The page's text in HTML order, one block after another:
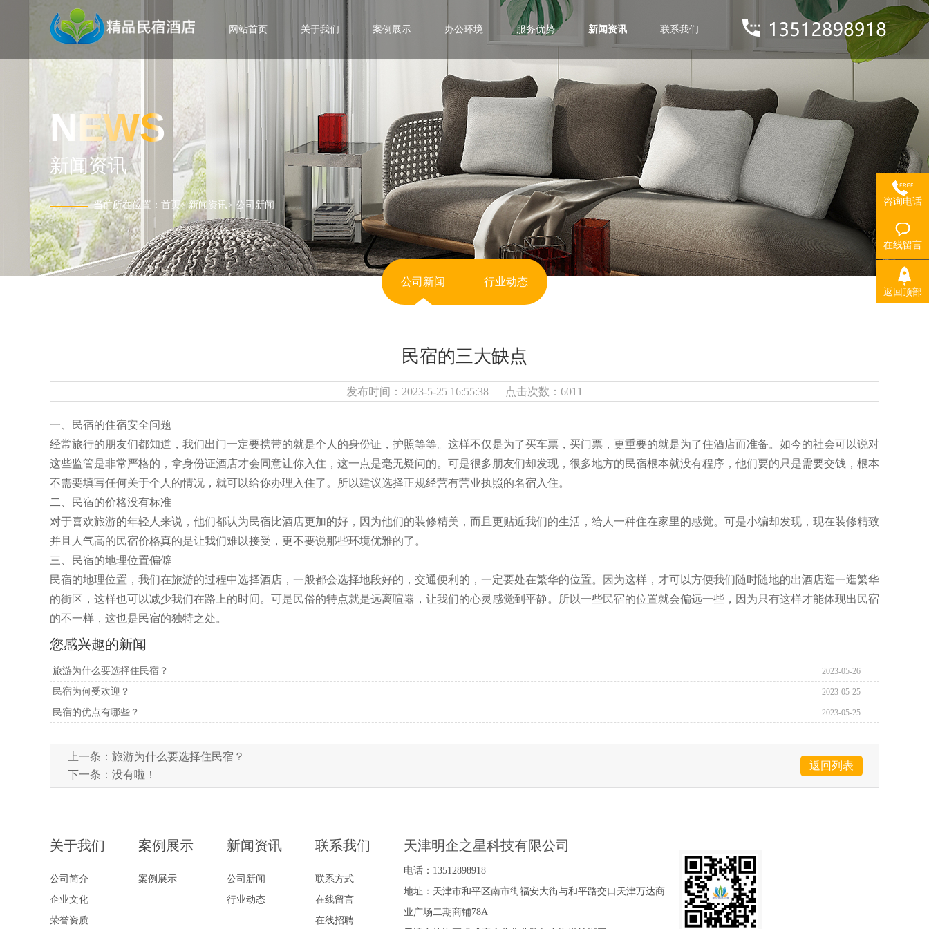
网站首页 关于我们 案例展示 办公环境 服务优势 新闻资讯 联系我们
NEWS
新闻资讯
当前所在位置： 首页>新闻资讯>公司新闻
公司新闻 行业动态
民宿的三大缺点
发布时间：2023-5-25 16:55:38 点击次数：6011
一、民宿的住宿安全问题
经常旅行的朋友们都知道，我们出门一定要携带的就是个人的身份证，护照等等。这样不仅是为了买车票，买门票，更重要的就是为了住酒店而准备。如今的社会可以说对
这些监管是非常严格的，拿身份证酒店才会同意让你入住，这一点是毫无疑问的。可是很多朋友们却发现，很多地方的民宿根本就没有程序，他们要的只是需要交钱，根本
不需要填写任何关于个人的情况，就可以给你办理入住了。所以建议选择正规经营有营业执照的名宿入住。
二、民宿的价格没有标准
对于喜欢旅游的年轻人来说，他们都认为民宿比酒店更加的好，因为他们的装修精美，而且更贴近我们的生活，给人一种住在家里的感觉。可是小编却发现，现在装修精致
并且人气高的民宿价格真的是让我们难以接受，更不要说那些环境优雅的了。
三、民宿的地理位置偏僻
民宿的地理位置，我们在旅游的过程中选择酒店，一般都会选择地段好的，交通便利的，一定要处在繁华的位置。因为这样，才可以方便我们随时随地的出酒店逛一逛繁华
的街区，这样也可以减少我们在路上的时间。可是民俗的特点就是远离喧嚣，让我们的心灵感觉到平静。所以一些民宿的位置就会偏远一些，因为只有这样才能体现出民宿
的不一样，这也是民宿的独特之处。
您感兴趣的新闻
旅游为什么要选择住民宿？ 2023-05-26
民宿为何受欢迎？ 2023-05-25
民宿的优点有哪些？ 2023-05-25
上一条： 旅游为什么要选择住民宿？
下一条：没有啦！
返回列表
关于我们
公司简介
企业文化
荣誉资质
案例展示
案例展示
新闻资讯
公司新闻
行业动态
联系我们
联系方式
在线留言
在线招聘
天津明企之星科技有限公司
电话：13512898918
地址：天津市和平区南市街福安大街与和平路交口天津万达商
业广场二期商铺78A
咨询电话
在线留言
返回顶部